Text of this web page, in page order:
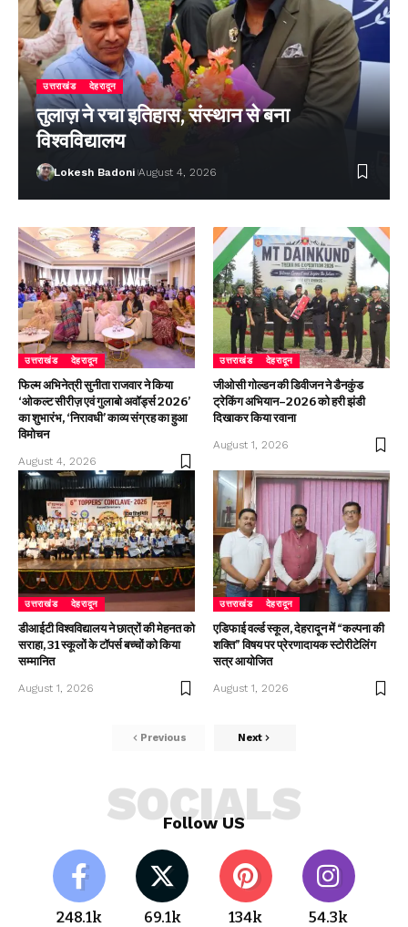
उत्तराखंड देहरादून
तुलाज़ ने रचा इतिहास, संस्थान से बना
विश्वविद्यालय
Lokesh Badoni August 4, 2026
उत्तराखंड देहरादून
फिल्म अभिनेत्री सुनीता राजवार ने किया
‘ओकल्ट सीरीज़ एवं गुलाबो अवॉर्ड्स 2026’
का शुभारंभ, ‘निरावधी’ काव्य संग्रह का हुआ
विमोचन
August 4, 2026
उत्तराखंड देहरादून
जीओसी गोल्डन की डिवीजन ने डैनकुंड
ट्रेकिंग अभियान–2026 को हरी झंडी
दिखाकर किया रवाना
August 1, 2026
उत्तराखंड देहरादून
डीआईटी विश्वविद्यालय ने छात्रों की मेहनत को
सराहा, 31 स्कूलों के टॉपर्स बच्चों को किया
सम्मानित
August 1, 2026
उत्तराखंड देहरादून
एडिफाई वर्ल्ड स्कूल, देहरादून में “कल्पना की
शक्ति” विषय पर प्रेरणादायक स्टोरीटेलिंग
सत्र आयोजित
August 1, 2026
Previous Next
Follow US
SOCIALS
248.1k 69.1k 134k 54.3k